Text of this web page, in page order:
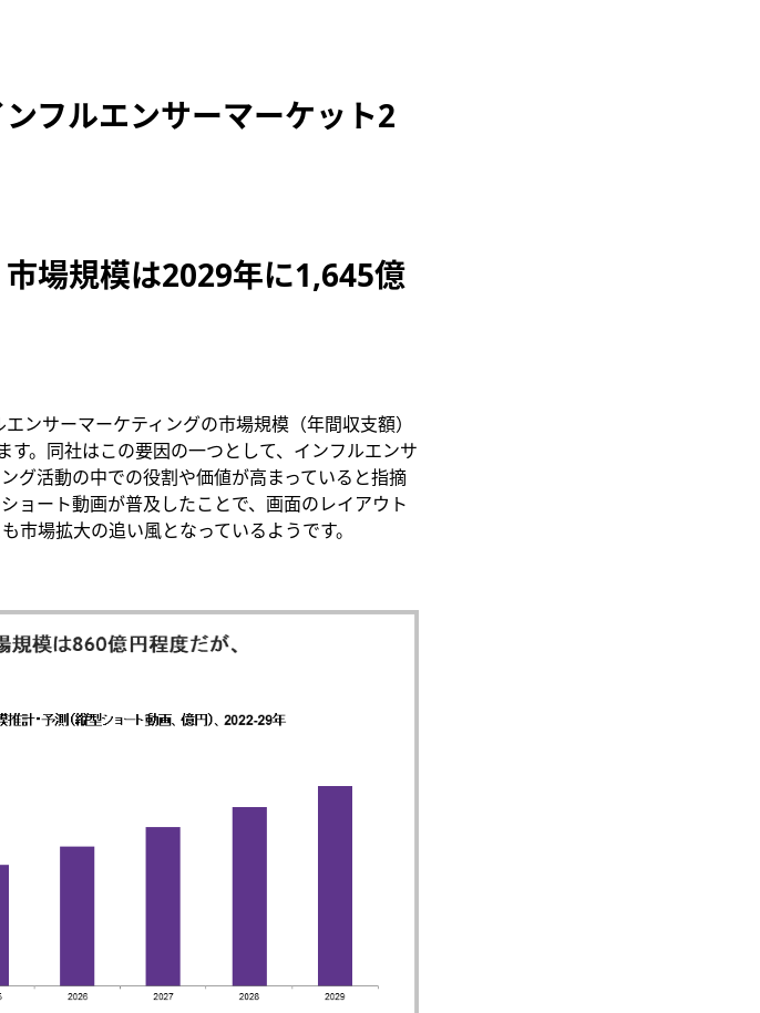
フルエンサーマーケット2
場規模は2029年に1,645億
ンサーマーケティングの市場規模（年間収支額）
。同社はこの要因の一つとして、インフルエンサ
グ活動の中での役割や価値が高まっていると指摘
ョート動画が普及したことで、画面のレイアウト
市場拡大の追い風となっているようです。